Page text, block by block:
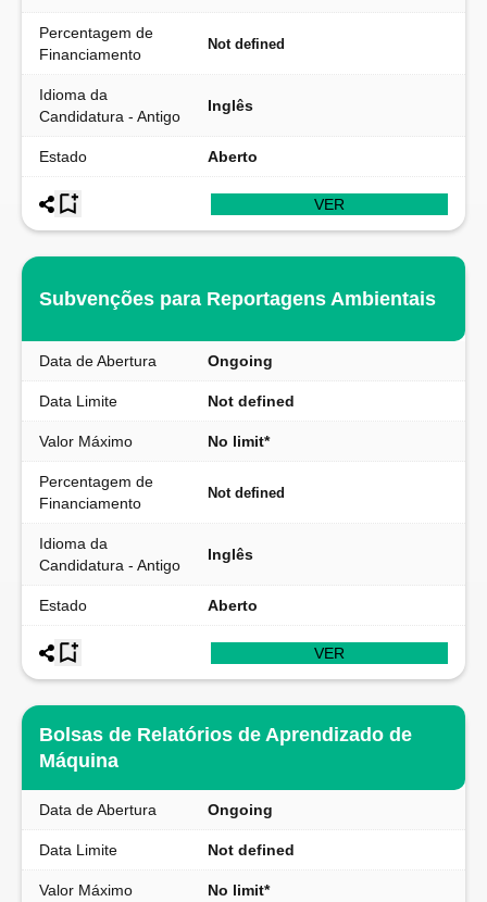
Percentagem de
Financiamento
Not defined
Idioma da
Candidatura - Antigo
Inglês
Estado Aberto
VER
Subvenções para Reportagens Ambientais
Data de Abertura Ongoing
Data Limite Not defined
Valor Máximo No limit*
Percentagem de
Financiamento
Not defined
Idioma da
Candidatura - Antigo
Inglês
Estado Aberto
VER
Bolsas de Relatórios de Aprendizado de
Máquina
Data de Abertura Ongoing
Data Limite Not defined
Valor Máximo No limit*